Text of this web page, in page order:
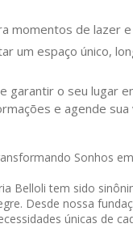
momentos de lazer
um espaço único,
garantir o seu lugar
e agende sua
Sonhos
Belloli tem sido
Desde nossa
únicas de